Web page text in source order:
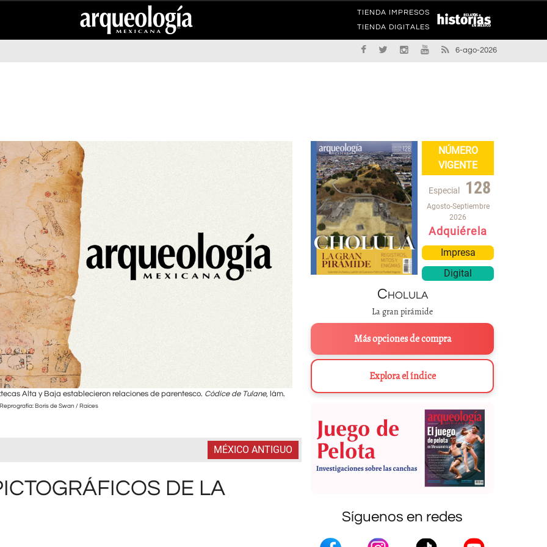
TIENDA IMPRESOS
TIENDA DIGITALES
6-ago-2026
Alta y Baja establecieron relaciones de parentesco. Códice de Tulane, lám.
Reprografía: Boris de Swan / Raíces
En Acatlán, “Cerro de la Joya”, los habitantes de las mixtecas Alta y
MÉXICO ANTIGUO
DE LA
NÚMERO
VIGENTE
Especial 128
Agosto-Septiembre
2026
Adquiérela
Impresa
Digital
Cholula
La gran pirámide
Más opciones de compra
Explora el índice
Síguenos en redes